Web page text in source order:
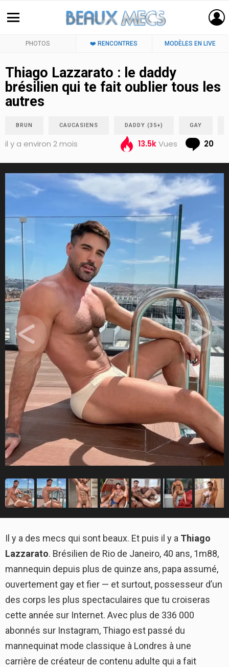
PHOTOS ❤️ RENCONTRES MODÈLES EN LIVE
Thiago Lazzarato : le daddy
brésilien qui te fait oublier tous les
autres
BRUN CAUCASIENS DADDY (35+) GAY
il y a environ 2 mois 13.5kVues 20
Il y a des mecs qui sont beaux. Et puis il y a Thiago
Lazzarato. Brésilien de Rio de Janeiro, 40 ans, 1m88,
mannequin depuis plus de quinze ans, papa assumé,
ouvertement gay et fier — et surtout, possesseur d’un
des corps les plus spectaculaires que tu croiseras
cette année sur Internet. Avec plus de 336 000
abonnés sur Instagram, Thiago est passé du
mannequinat mode classique à Londres à une
carrière de créateur de contenu adulte qui a fait